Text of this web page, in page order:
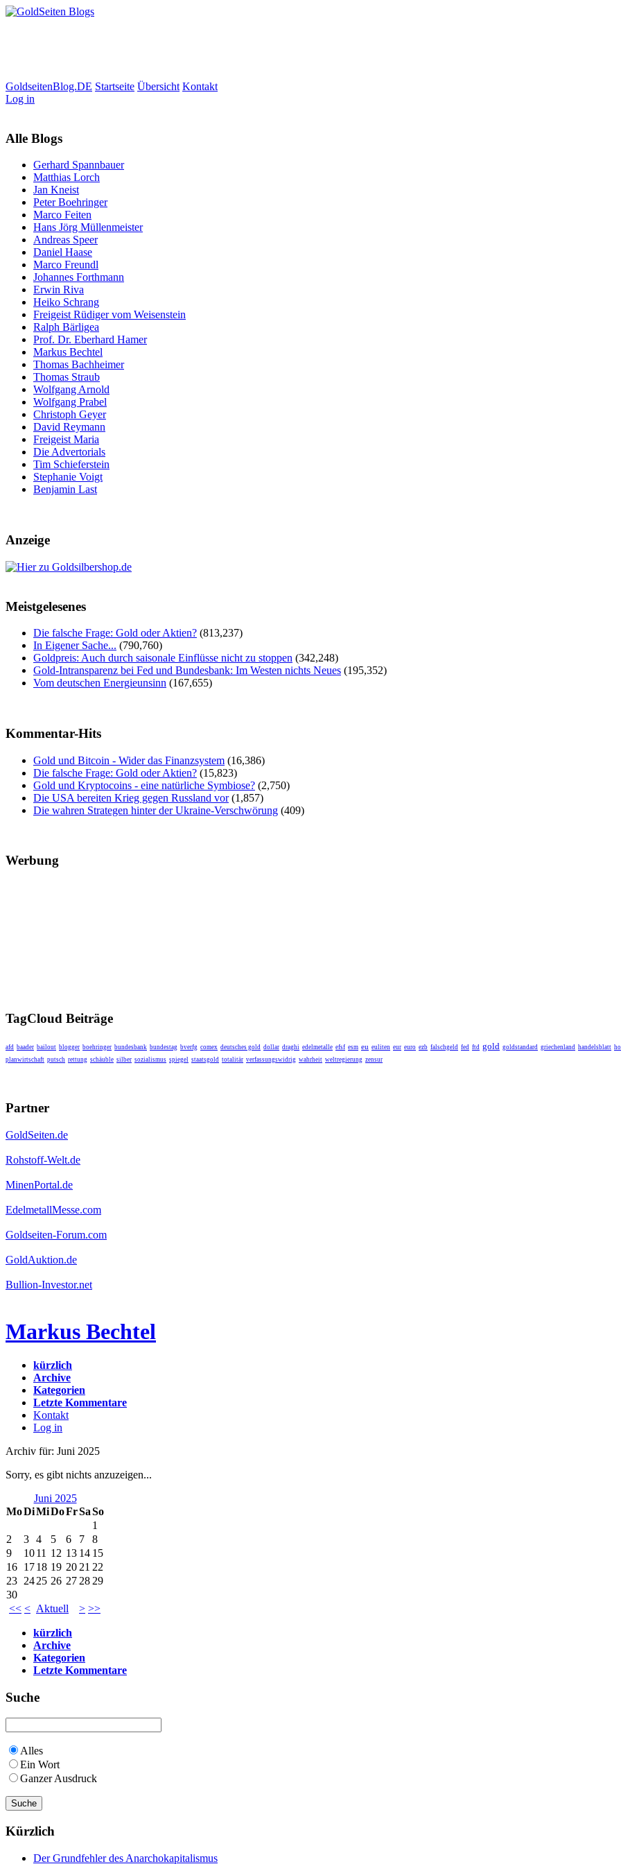
GoldseitenBlog.DE Startseite Übersicht Kontakt
Log in
Alle Blogs
Gerhard Spannbauer
Matthias Lorch
Jan Kneist
Peter Boehringer
Marco Feiten
Hans Jörg Müllenmeister
Andreas Speer
Daniel Haase
Marco Freundl
Johannes Forthmann
Erwin Riva
Heiko Schrang
Freigeist Rüdiger vom Weisenstein
Ralph Bärligea
Prof. Dr. Eberhard Hamer
Markus Bechtel
Thomas Bachheimer
Thomas Straub
Wolfgang Arnold
Wolfgang Prabel
Christoph Geyer
David Reymann
Freigeist Maria
Die Advertorials
Tim Schieferstein
Stephanie Voigt
Benjamin Last
Anzeige
Meistgelesenes
Die falsche Frage: Gold oder Aktien? (813,237)
In Eigener Sache... (790,760)
Goldpreis: Auch durch saisonale Einflüsse nicht zu stoppen (342,248)
Gold-Intransparenz bei Fed und Bundesbank: Im Westen nichts Neues (195,352)
Vom deutschen Energieunsinn (167,655)
Kommentar-Hits
Gold und Bitcoin - Wider das Finanzsystem (16,386)
Die falsche Frage: Gold oder Aktien? (15,823)
Gold und Kryptocoins - eine natürliche Symbiose? (2,750)
Die USA bereiten Krieg gegen Russland vor (1,857)
Die wahren Strategen hinter der Ukraine-Verschwörung (409)
Werbung
TagCloud Beiträge
afd baader bailout blogger boehringer bundesbank bundestag bverfg comex deutsches gold dollar draghi edelmetalle efsf esm eu euliten eur euro ezb falschgeld fed ftd gold goldstandard griechenland handelsblatt
planwirtschaft putsch rettung schäuble silber sozialismus spiegel staatsgold totalitär verfassungswidrig wahrheit weltregierung zensur
Partner
GoldSeiten.de
Rohstoff-Welt.de
MinenPortal.de
EdelmetallMesse.com
Goldseiten-Forum.com
GoldAuktion.de
Bullion-Investor.net
Markus Bechtel
kürzlich
Archive
Kategorien
Letzte Kommentare
Kontakt
Log in
Archiv für: Juni 2025
Sorry, es gibt nichts anzuzeigen...
Juni 2025
MoDiMiDoFrSaSo
<< < Aktuell > >>
1
2
3 4 5 6 7
8
9
1011 12 13 14 15
16 1718 19 20 21 22
23 2425 26 27 28 29
30
kürzlich
Archive
Kategorien
Letzte Kommentare
Suche
Alles
Ein Wort
Ganzer Ausdruck
Kürzlich
Der Grundfehler des Anarchokapitalismus